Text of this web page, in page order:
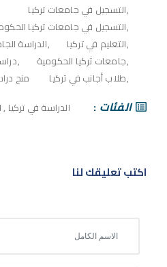
التسجيل في جامعات تركيا
التسجيل في جامعات تركيا
التعليم في تركيا
الدراسة
جامعات تركيا الحكومية
طلاب أجانب في تركيا
منح
الفئات الدراسة في تركيا ,
اكتب تعليقك لنا